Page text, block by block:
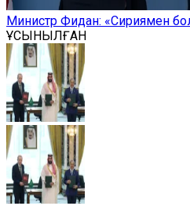
Министр Фидан: «Сириямен
ҰСЫНЫЛҒАН